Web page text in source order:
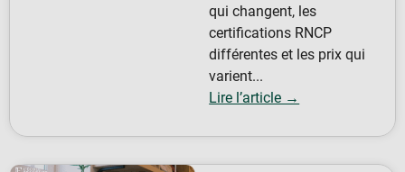
qui changent, les
certifications RNCP
différentes et les prix qui
varient...
Lire l’article →